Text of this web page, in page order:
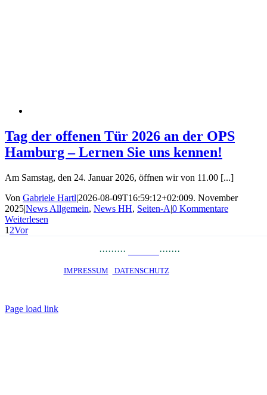
Tag der offenen Tür 2026 an der OPS
Hamburg – Lernen Sie uns kennen!
Am Samstag, den 24. Januar 2026, öffnen wir von 11.00 [...]
Von Gabriele Hartl|2026-08-09T16:59:12+02:009. November
2025|News Allgemein, News HH, Seiten-A|0 Kommentare
Weiterlesen
1 2Vor
········· ·······
IMPRESSUM DATENSCHUTZ· © 2020 · OKO PRIVATE
Page load link